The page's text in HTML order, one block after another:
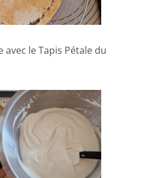
avec le Tapis Pétale du